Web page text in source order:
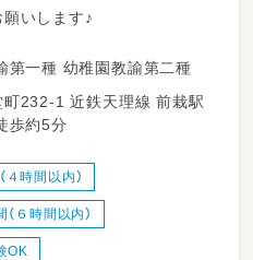
いします♪
保育士 幼稚園教諭第一種 幼稚園教諭第二種
天理線 前栽駅
歩約5分
４時間以内）
（６時間以内）
OK